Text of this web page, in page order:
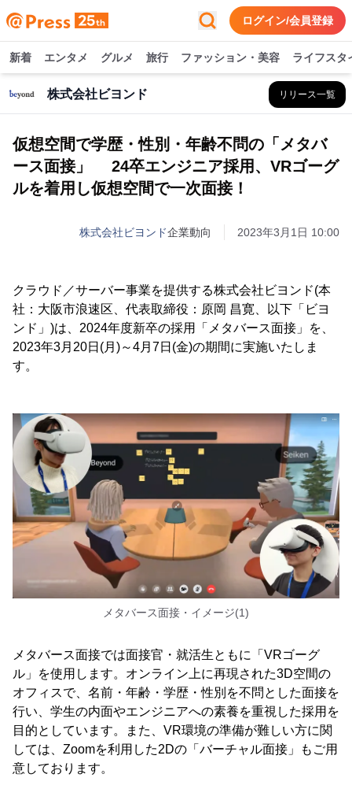
ログイン/会員登録
新着 エンタメ グルメ 旅行 ファッション・美容 ライフスタ
株式会社ビヨンド リリース一覧
仮想空間で学歴・性別・年齢不問の「メタバ
ース面接」 24卒エンジニア採用、VRゴーグ
ルを着用し仮想空間で一次面接！
株式会社ビヨンド企業動向 2023年3月1日 10:00
クラウド／サーバー事業を提供する株式会社ビヨンド(本
社：大阪市浪速区、代表取締役：原岡 昌寛、以下「ビヨ
ンド」)は、2024年度新卒の採用「メタバース面接」を、
2023年3月20日(月)～4月7日(金)の期間に実施いたしま
す。
メタバース面接・イメージ(1)
メタバース面接では面接官・就活生ともに「VRゴーグ
ル」を使用します。オンライン上に再現された3D空間の
オフィスで、名前・年齢・学歴・性別を不問とした面接を
行い、学生の内面やエンジニアへの素養を重視した採用を
目的としています。また、VR環境の準備が難しい方に関
しては、Zoomを利用した2Dの「バーチャル面接」もご用
意しております。